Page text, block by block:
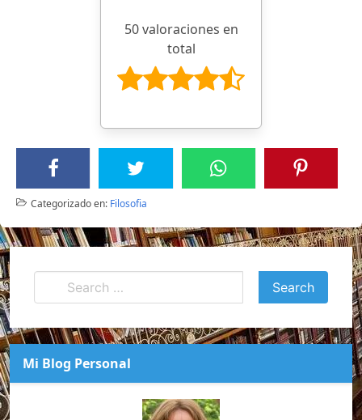
50 valoraciones en
total
Categorizado en: Filosofia
Mi Blog Personal